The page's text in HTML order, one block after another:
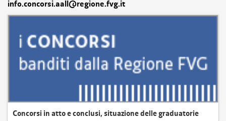
info.concorsi.aall@regione.fvg.it
Concorsi in atto e conclusi, situazione delle graduatorie